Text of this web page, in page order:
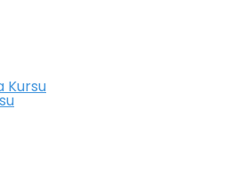
Kursu